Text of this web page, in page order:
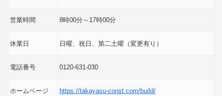
営業時間 8時00分～17時00分
休業日 日曜、祝日、第二土曜（変更有り）
電話番号 0120-631-030
ホームページ https://takayasu-const.com/build/